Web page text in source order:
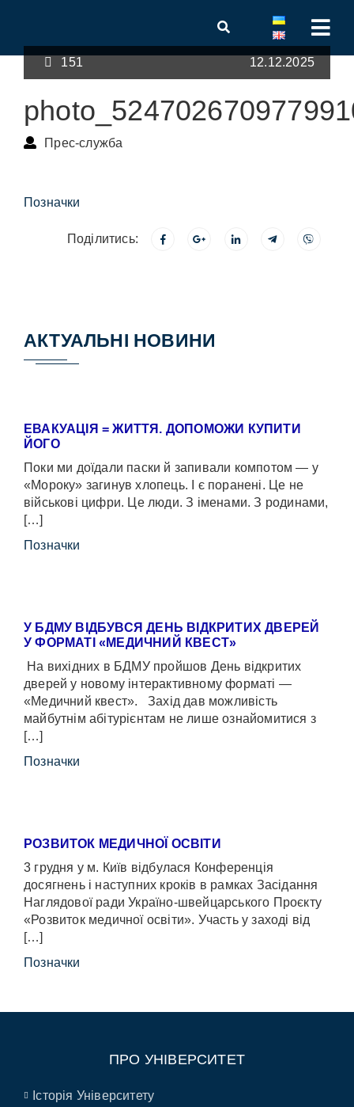
151 12.12.2025
Прес-служба
Позначки
Поділитись:
АКТУАЛЬНІ НОВИНИ
ЕВАКУАЦІЯ = ЖИТТЯ. ДОПОМОЖИ КУПИТИ
ЙОГО
Поки ми доїдали паски й запивали компотом — у
«Мороку» загинув хлопець. І є поранені. Це не
військові цифри. Це люди. З іменами. З родинами,
[…]
Позначки
У БДМУ ВІДБУВСЯ ДЕНЬ ВІДКРИТИХ ДВЕРЕЙ
У ФОРМАТІ «МЕДИЧНИЙ КВЕСТ»
На вихідних в БДМУ пройшов День відкритих
дверей у новому інтерактивному форматі —
«Медичний квест». Захід дав можливість
майбутнім абітурієнтам не лише ознайомитися з
[…]
Позначки
РОЗВИТОК МЕДИЧНОЇ ОСВІТИ
3 грудня у м. Київ відбулася Конференція
досягнень і наступних кроків в рамках Засідання
Наглядової ради Україно-швейцарського Проєкту
«Розвиток медичної освіти». Участь у заході від
[…]
Позначки
ПРО УНІВЕРСИТЕТ
Історія Університету